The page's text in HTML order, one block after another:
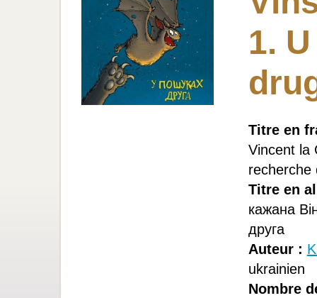
1.
Titre en
Vincent la
recherche
Titre en
кажана
друга
Auteur :
ukrainien
Nombre